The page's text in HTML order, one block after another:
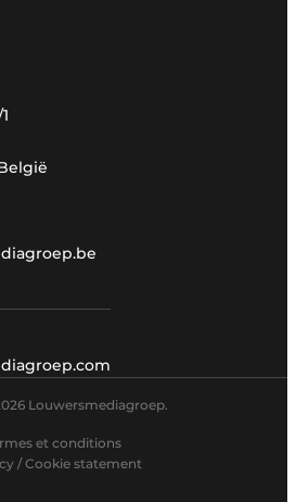
Louwersmediagroep.
et conditions
/ Cookie statement